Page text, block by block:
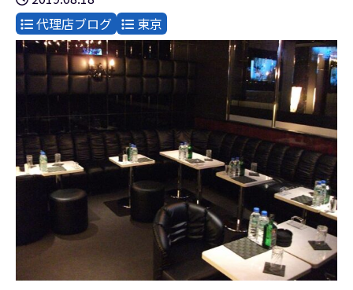
代理店ブログ
東京